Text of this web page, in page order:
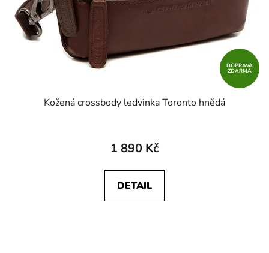
DOPRAVA
ZDARMA
Kožená crossbody ledvinka Toronto hnědá
1 890 Kč
DETAIL